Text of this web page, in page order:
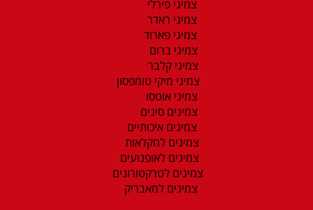
צמיגי פירלי
צמיגי ראדר
צמיגי פארוד
צמיגי ברום
צמיגי קלבר
צמיגי מיקי טומפסון
צמיגי אוטסו
צמיגים סינים
צמיגים איכותיים
צמיגים לחקלאות
צמיגים לאופנועים
צמיגים לטרקטורונים
צמיגים למאבריק